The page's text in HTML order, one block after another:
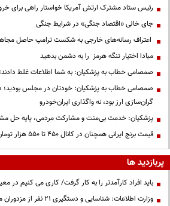
رئیس ستاد مشترک ارتش آمریکا خواستار راهی برای
جای خالی «اقتصاد جنگی» در شرایط جنگی
اعتراف رسانه‌های خارجی به شکست ترامپ حاصل
مبادا اختیار تنگه هرمز را به دشمن بدهید
صمصامی خطاب به پزشکیان: به شما اطلاعات غلط
صمصامی خطاب به پزشکیان: خودتان در مجلس بودید؛
گران‌سازی ارز بود، نه واگذاری ایران‌خودرو
پزشکیان: خدمت بی‌منت و مشارکت مردمی، پایه حل
قیمت‌ برنج ایرانی همچنان در کانال ۴۵۰ تا ۵۵۰ هزار تومان
پربازدید ها
باید افراد کارآمدتر را به کار گرفت/ کاری می کنیم
وزارت اطلاعات: شناسایی و